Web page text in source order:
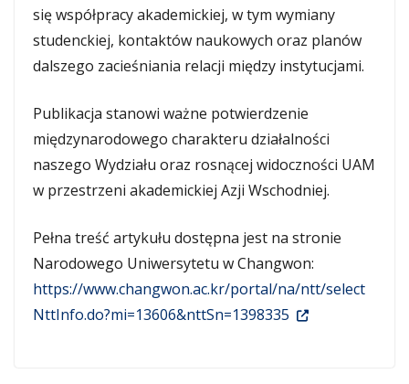
się współpracy akademickiej, w tym wymiany
studenckiej, kontaktów naukowych oraz planów
dalszego zacieśniania relacji między instytucjami.
Publikacja stanowi ważne potwierdzenie
międzynarodowego charakteru działalności
naszego Wydziału oraz rosnącej widoczności UAM
w przestrzeni akademickiej Azji Wschodniej.
Pełna treść artykułu dostępna jest na stronie
Narodowego Uniwersytetu w Changwon:
https://www.changwon.ac.kr/portal/na/ntt/select
NttInfo.do?mi=13606&nttSn=1398335